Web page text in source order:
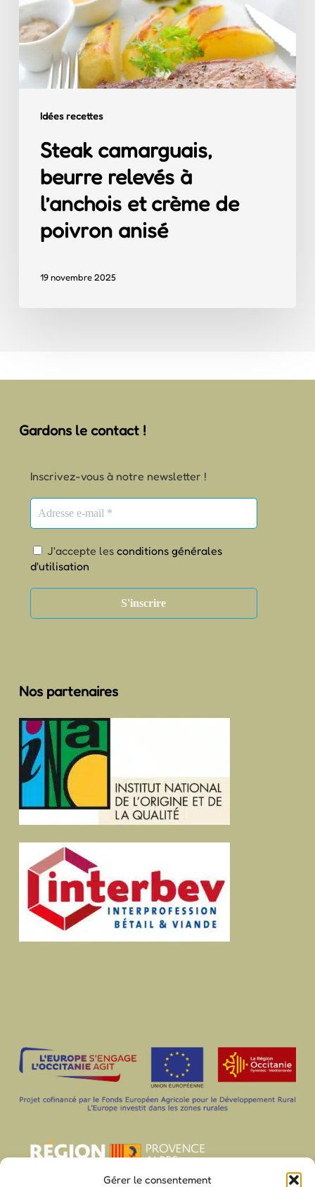
Gérer le consentement
Idées recettes
à
l’anchois
crème
aniséSteak camarguais,
beurre relevés à
l’anchois et crème de
poivron anisé
19 novembre 2025
Gardons le contact !
Inscrivez-vous à notre newsletter !
J'accepte les conditions générales
d'utilisation
Nos partenaires